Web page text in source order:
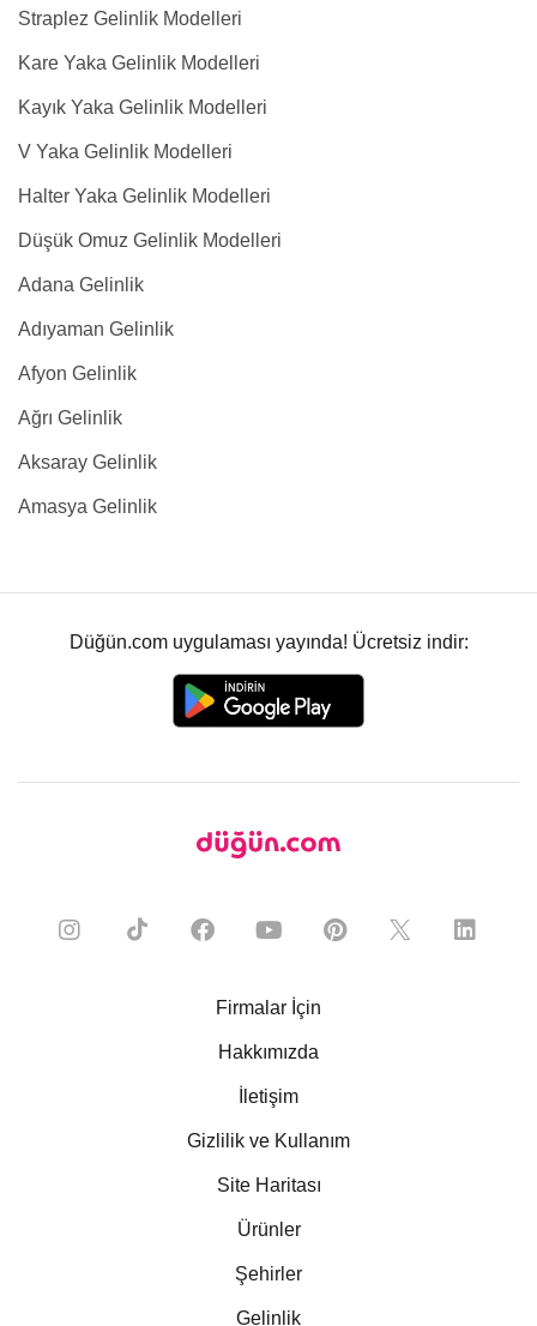
Straplez Gelinlik Modelleri
Kare Yaka Gelinlik Modelleri
Kayık Yaka Gelinlik Modelleri
V Yaka Gelinlik Modelleri
Halter Yaka Gelinlik Modelleri
Düşük Omuz Gelinlik Modelleri
Adana Gelinlik
Adıyaman Gelinlik
Afyon Gelinlik
Ağrı Gelinlik
Aksaray Gelinlik
Amasya Gelinlik
Düğün.com uygulaması yayında! Ücretsiz indir:
Firmalar İçin
Hakkımızda
İletişim
Gizlilik ve Kullanım
Site Haritası
Ürünler
Şehirler
Gelinlik